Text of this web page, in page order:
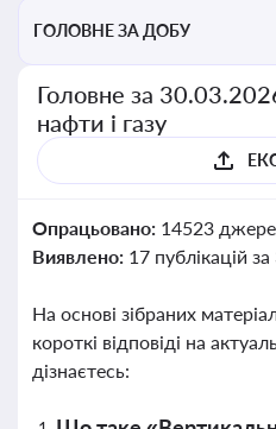
ГОЛОВНЕ ЗА ДОБУ
Головне за
нафти і газу
Опрацьовано: 14523
Виявлено: 17 публікацій
На основі зібраних
короткі відповіді на
дізнаєтесь: